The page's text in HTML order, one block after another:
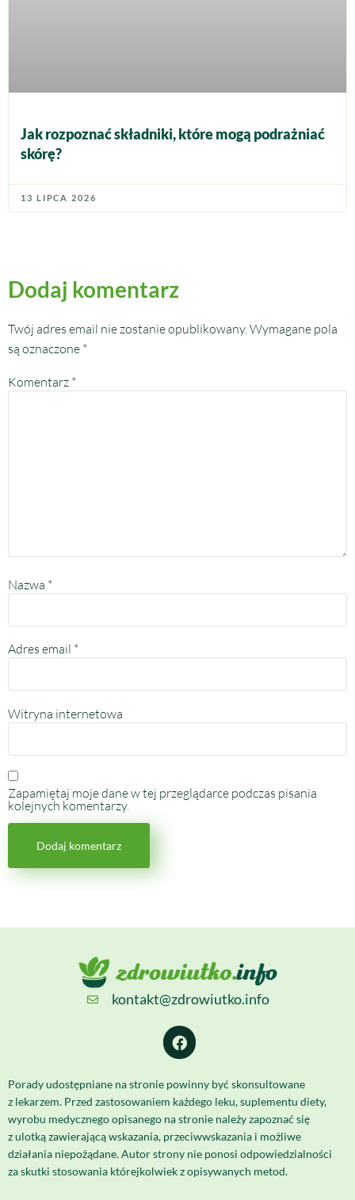
Jak rozpoznać składniki, które mogą podrażniać
skórę?
13 LIPCA 2026
Dodaj komentarz
Twój adres email nie zostanie opublikowany.Wymagane pola
są oznaczone *
Komentarz *
Nazwa *
Adres email *
Witryna internetowa
Zapamiętaj moje dane w tej przeglądarce podczas pisania
kolejnych komentarzy.
kontakt@zdrowiutko.info
Porady udostępniane na stronie powinny być skonsultowane
z lekarzem. Przed zastosowaniem każdego leku, suplementu diety,
wyrobu medycznego opisanego na stronie należy zapoznać się
z ulotką zawierającą wskazania, przeciwwskazania i możliwe
działania niepożądane. Autor strony nie ponosi odpowiedzialności
za skutki stosowania którejkolwiek z opisywanych metod.